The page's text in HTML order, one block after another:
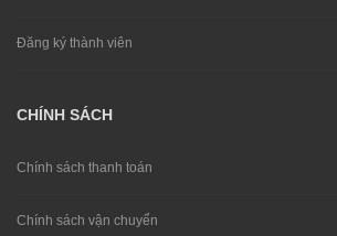
Đăng ký thành viên
CHÍNH SÁCH
Chính sách thanh toán
Chính sách vận chuyển